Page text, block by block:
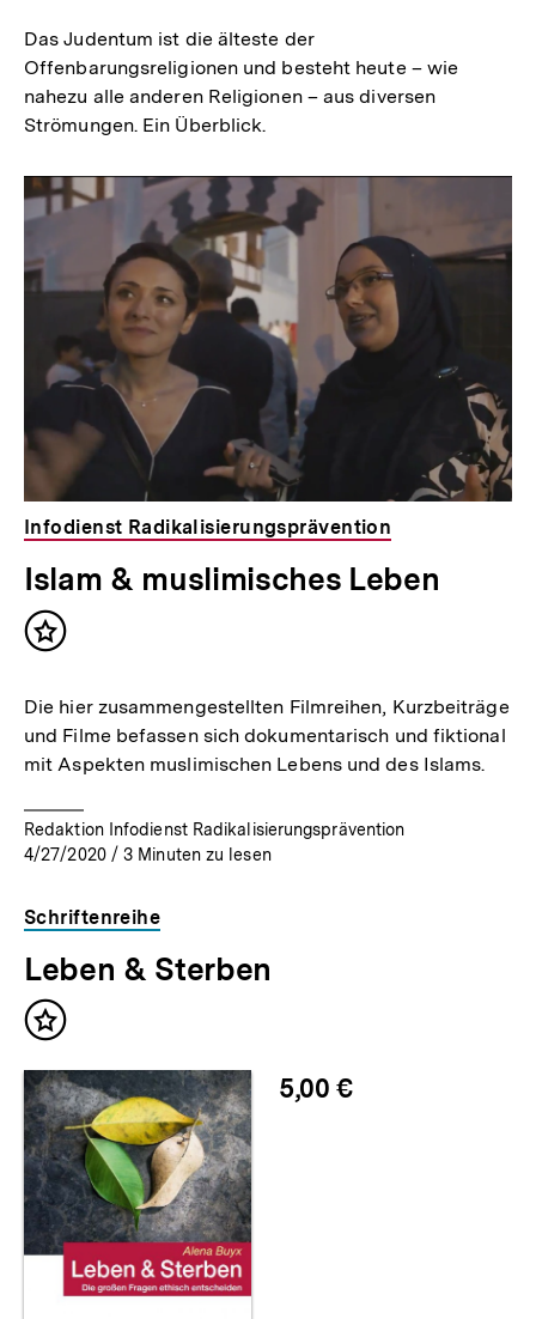
Das Judentum ist die älteste der
Offenbarungsreligionen und besteht heute – wie
nahezu alle anderen Religionen – aus diversen
Strömungen. Ein Überblick.
Infodienst Radikalisierungsprävention
Islam & muslimisches Leben
Inhalt
Die hier zusammengestellten Filmreihen, Kurzbeiträge
und Filme befassen sich dokumentarisch und fiktional
mit Aspekten muslimischen Lebens und des Islams.
Redaktion Infodienst Radikalisierungsprävention
4/27/2020 / 3 Minuten zu lesen
Schriftenreihe
Leben & Sterben
Inhalt
5,00 €